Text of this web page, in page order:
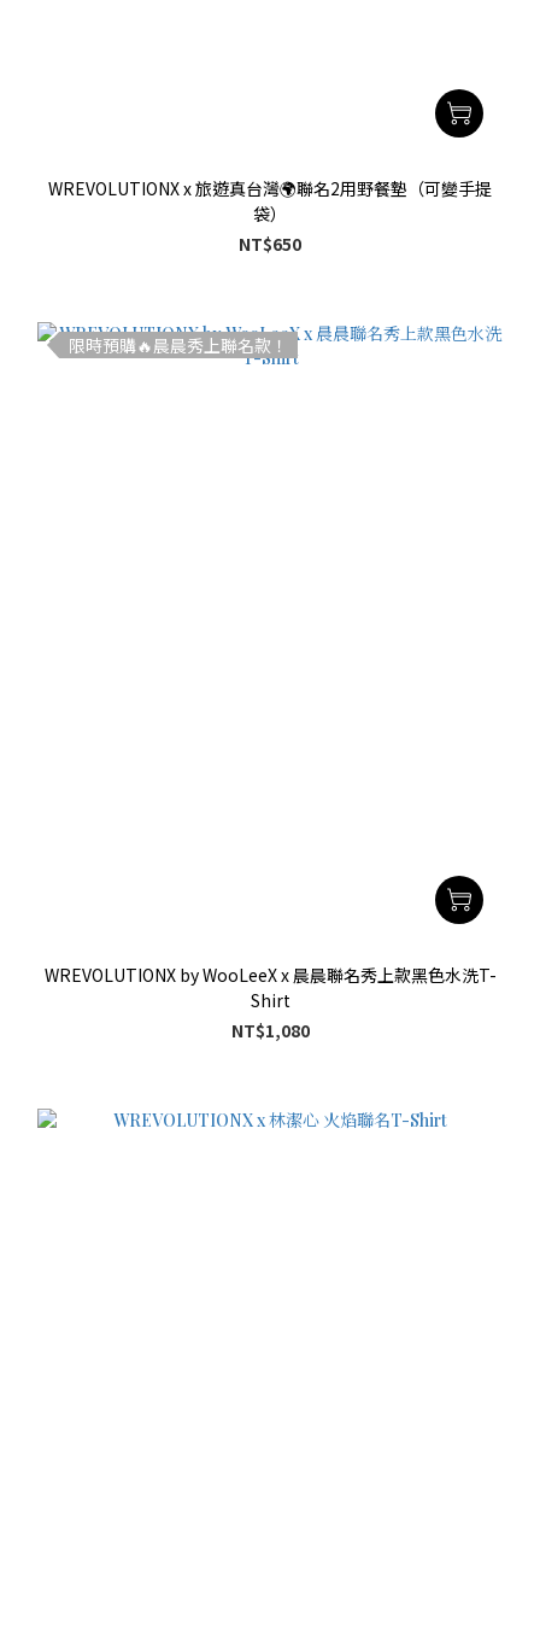
WREVOLUTIONX x 旅遊真台灣🌍聯名2用野餐墊（可變手提
袋）
NT$650
限時預購🔥晨晨秀上聯名款！
WREVOLUTIONX by WooLeeX x 晨晨聯名秀上款黑色水洗T-
Shirt
NT$1,080